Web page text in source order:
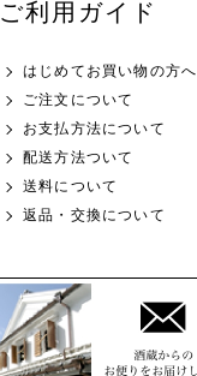
ご利用ガイド
はじめてお買い物の方へ
ご注文について
お支払方法について
配送方法ついて
送料について
返品・交換について